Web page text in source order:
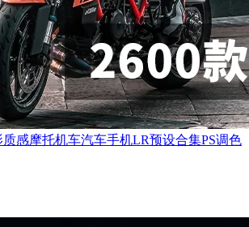
感摩托机车汽车手机LR预设合集PS调色